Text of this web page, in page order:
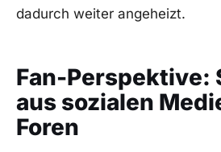
dadurch weiter angeheizt.
Fan-Perspektive:
aus sozialen
Foren